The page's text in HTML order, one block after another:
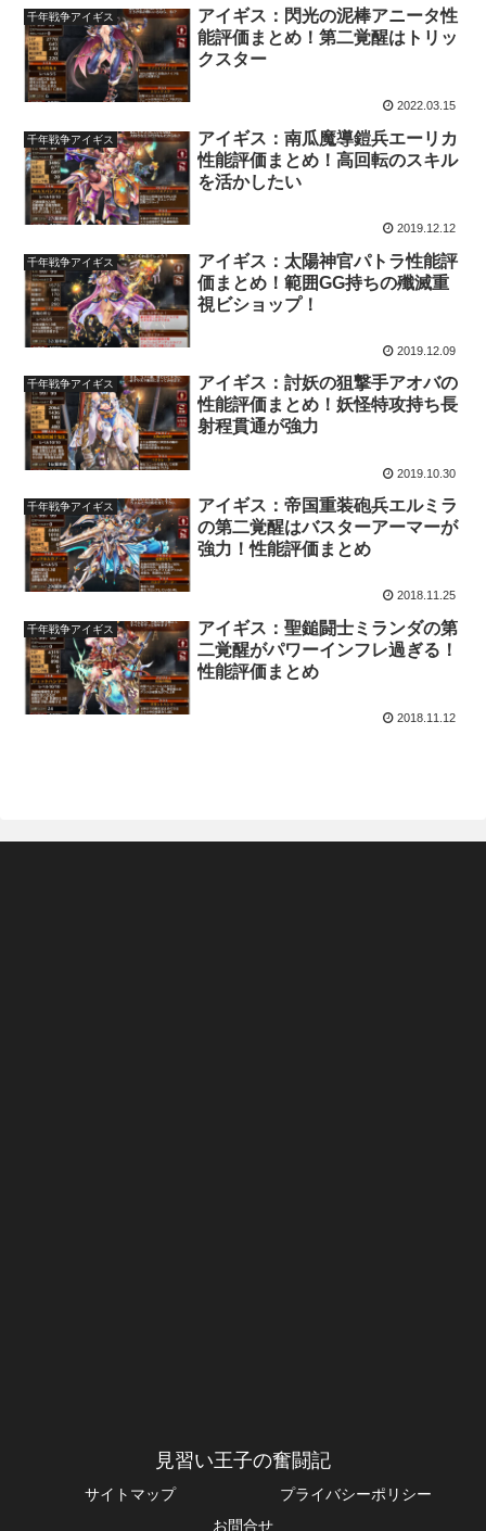
千年戦争アイギス
アイギス：閃光の泥棒アニータ性
能評価まとめ！第二覚醒はトリッ
クスター
2022.03.15
千年戦争アイギス
アイギス：南瓜魔導鎧兵エーリカ
性能評価まとめ！高回転のスキル
を活かしたい
2019.12.12
千年戦争アイギス
アイギス：太陽神官パトラ性能評
価まとめ！範囲GG持ちの殲滅重
視ビショップ！
2019.12.09
千年戦争アイギス
アイギス：討妖の狙撃手アオバの
性能評価まとめ！妖怪特攻持ち長
射程貫通が強力
2019.10.30
千年戦争アイギス
アイギス：帝国重装砲兵エルミラ
の第二覚醒はバスターアーマーが
強力！性能評価まとめ
2018.11.25
千年戦争アイギス
アイギス：聖鎚闘士ミランダの第
二覚醒がパワーインフレ過ぎる！
性能評価まとめ
2018.11.12
見習い王子の奮闘記
サイトマップ
プライバシーポリシー
お問合せ